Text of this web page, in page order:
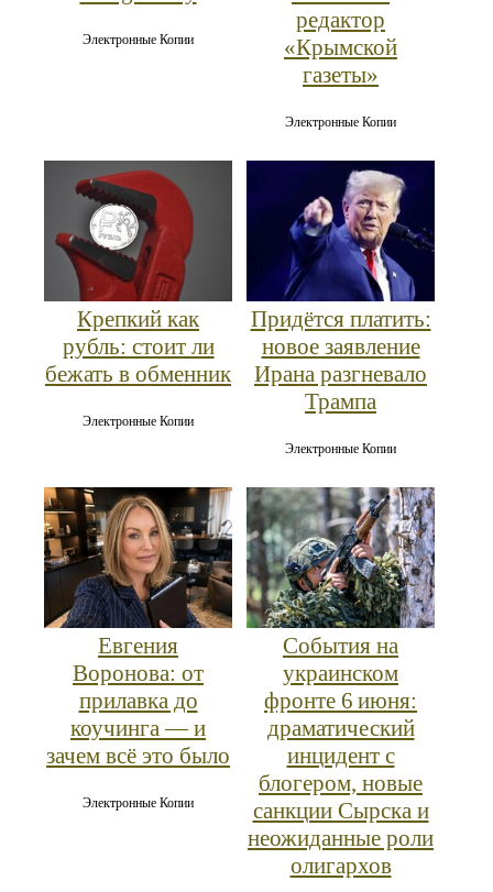
Электронные Копии
редактор
«Крымской
газеты»
Электронные Копии
Крепкий как
рубль: стоит ли
бежать в обменник
Электронные Копии
Придётся платить:
новое заявление
Ирана разгневало
Трампа
Электронные Копии
Евгения
Воронова: от
прилавка до
коучинга — и
зачем всё это было
Электронные Копии
События на
украинском
фронте 6 июня:
драматический
инцидент с
блогером, новые
санкции Сырска и
неожиданные роли
олигархов